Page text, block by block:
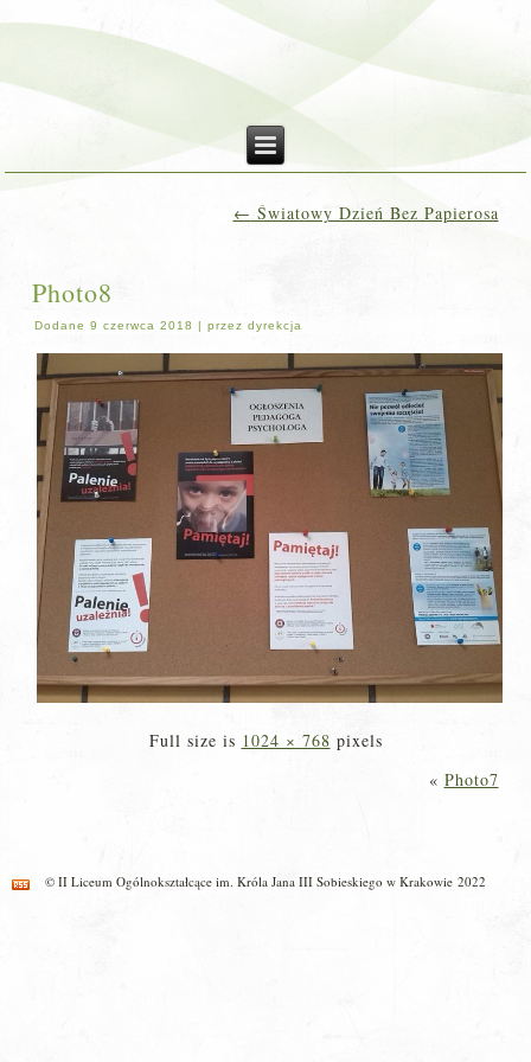
← Światowy Dzień Bez Papierosa
Photo8
Dodane 9 czerwca 2018 |przez dyrekcja
Full size is 1024 × 768 pixels
« Photo7
© II Liceum Ogólnokształcące im. Króla Jana III Sobieskiego w Krakowie 2022